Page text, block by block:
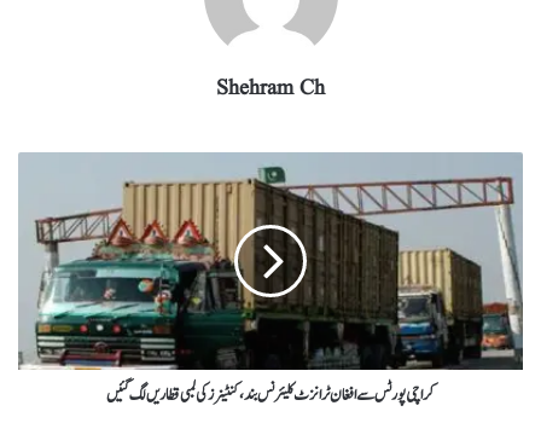
Shehram Ch
کراچی پورٹس سے افغان ٹرانزٹ کلیئرنس بند، کنٹینرز کی لمبی قطاریں لگ گئیں